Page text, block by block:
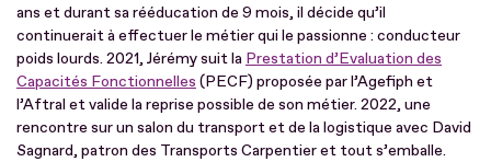
ans et durant sa rééducation de 9 mois, il décide qu’il
continuerait à effectuer le métier qui le passionne : conducteur
poids lourds. 2021, Jérémy suit la Prestation d’Evaluation des
Capacités Fonctionnelles (PECF) proposée par l’Agefiph et
l’Aftral et valide la reprise possible de son métier. 2022, une
rencontre sur un salon du transport et de la logistique avec David
Sagnard, patron des Transports Carpentier et tout s’emballe.